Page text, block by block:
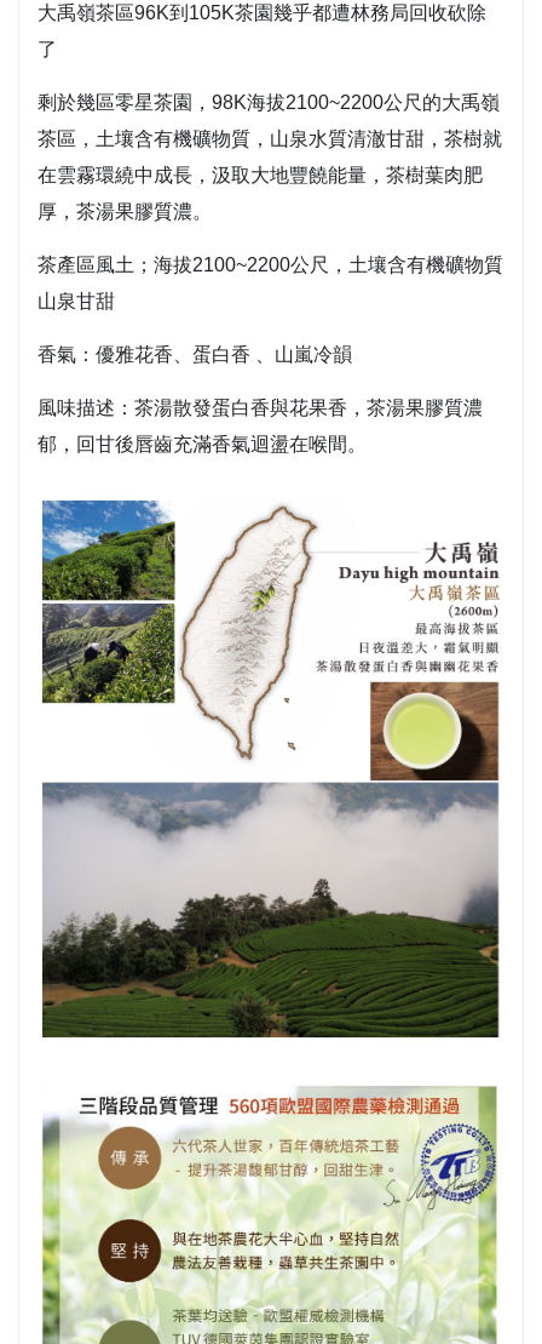
大禹嶺茶區96K到105K茶園幾乎都遭林務局回收砍除
了
剩於幾區零星茶園，98K海拔2100~2200公尺的大禹嶺
茶區，土壤含有機礦物質，山泉水質清澈甘甜，茶樹就
在雲霧環繞中成長，汲取大地豐饒能量，茶樹葉肉肥
厚，茶湯果膠質濃。
茶產區風土 ；海拔2100~2200公尺，土壤含有機礦物質
山泉甘甜
香氣 ：優雅花香、蛋白香 、山嵐冷韻
風味描述 ：茶湯散發蛋白香與花果香，茶湯果膠質濃
郁，回甘後唇齒充滿香氣迴盪在喉間。